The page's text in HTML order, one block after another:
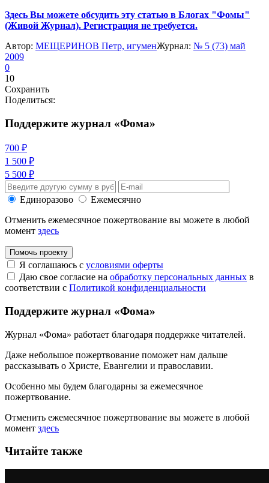
Здесь Вы можете обсудить эту статью в Блогах "Фомы"
(Живой Журнал). Регистрация не требуется.
Автор: МЕЩЕРИНОВ Петр, игуменЖурнал: № 5 (73) май
2009
0
10
Сохранить
Поделиться:
Поддержите журнал «Фома»
700 ₽
1 500 ₽
5 500 ₽
Единоразово
Ежемесячно
Отменить ежемесячное пожертвование вы можете в любой
момент здесь
Помочь проекту
Я соглашаюсь с условиями оферты
Даю свое согласие на обработку персональных данных в
соответствии с Политикой конфиденциальности
Поддержите журнал «Фома»
Журнал «Фома» работает благодаря поддержке читателей.
Даже небольшое пожертвование поможет нам дальше
рассказывать о Христе, Евангелии и православии.
Особенно мы будем благодарны за ежемесячное
пожертвование.
Отменить ежемесячное пожертвование вы можете в любой
момент здесь
Читайте также